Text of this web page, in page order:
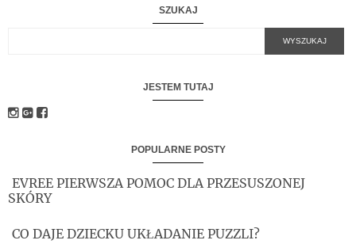
SZUKAJ
JESTEM TUTAJ
POPULARNE POSTY
EVREE PIERWSZA POMOC DLA PRZESUSZONEJ
SKÓRY
CO DAJE DZIECKU UKŁADANIE PUZZLI?